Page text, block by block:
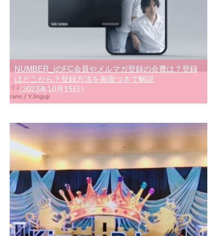
NUMBER_iのFC会員やメルマガ登録の会費は？登録
はどこから？登録方法を画面つきで解説
（2023年10月15日）